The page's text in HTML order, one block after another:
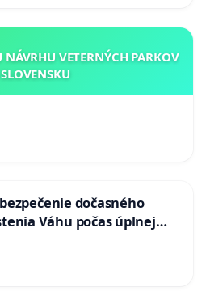
NÁVRHU VETERNÝCH PARKOV
dočasného
Váhu počas úplnej
v Komárne